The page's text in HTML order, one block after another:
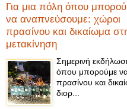
Για μια πόλη όπου
να αναπνεύσουμε: χώροι
πρασίνου και δικαίωμα
μετακίνηση
Σημερινή
όπου μπορούμε
πρασίνου και
διορ...